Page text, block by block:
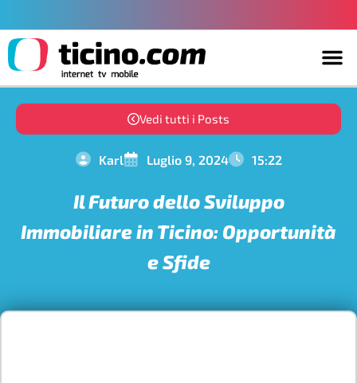
Vedi tutti i Posts
Karl Luglio 9, 2024 15:22
Il Futuro dello Sviluppo
Immobiliare in Ticino: Opportunità
e Sfide